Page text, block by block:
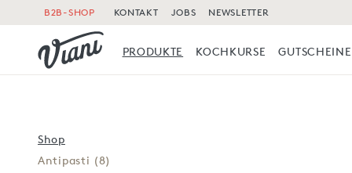
B2B-SHOP KONTAKT JOBS NEWSLETTER
PRODUKTE KOCHKURSE GUTSCHEINE
Shop
Antipasti (8)